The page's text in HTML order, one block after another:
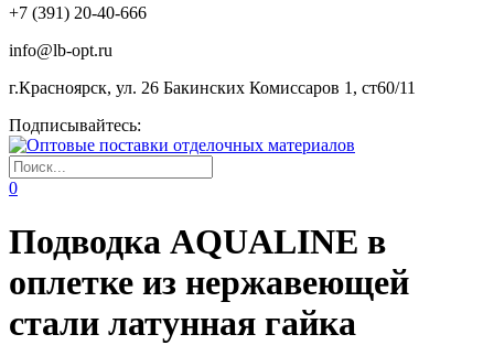
+7 (391) 20-40-666
info@lb-opt.ru
г.Красноярск, ул. 26 Бакинских Комиссаров 1, ст60/11
Подписывайтесь:
0
Подводка AQUALINE в
оплетке из нержавеющей
стали латунная гайка